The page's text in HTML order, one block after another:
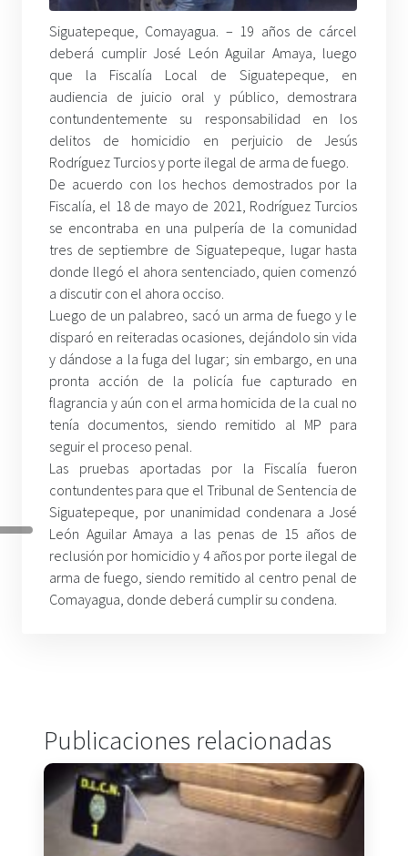
Siguatepeque, Comayagua. – 19 años de cárcel
deberá cumplir José León Aguilar Amaya, luego
que la Fiscalía Local de Siguatepeque, en
audiencia de juicio oral y público, demostrara
contundentemente su responsabilidad en los
delitos de homicidio en perjuicio de Jesús
Rodríguez Turcios y porte ilegal de arma de fuego.
De acuerdo con los hechos demostrados por la
Fiscalía, el 18 de mayo de 2021, Rodríguez Turcios
se encontraba en una pulpería de la comunidad
tres de septiembre de Siguatepeque, lugar hasta
donde llegó el ahora sentenciado, quien comenzó
a discutir con el ahora occiso.
Luego de un palabreo, sacó un arma de fuego y le
disparó en reiteradas ocasiones, dejándolo sin vida
y dándose a la fuga del lugar; sin embargo, en una
pronta acción de la policía fue capturado en
flagrancia y aún con el arma homicida de la cual no
tenía documentos, siendo remitido al MP para
seguir el proceso penal.
Las pruebas aportadas por la Fiscalía fueron
contundentes para que el Tribunal de Sentencia de
Siguatepeque, por unanimidad condenara a José
León Aguilar Amaya a las penas de 15 años de
reclusión por homicidio y 4 años por porte ilegal de
arma de fuego, siendo remitido al centro penal de
Comayagua, donde deberá cumplir su condena.
Publicaciones relacionadas